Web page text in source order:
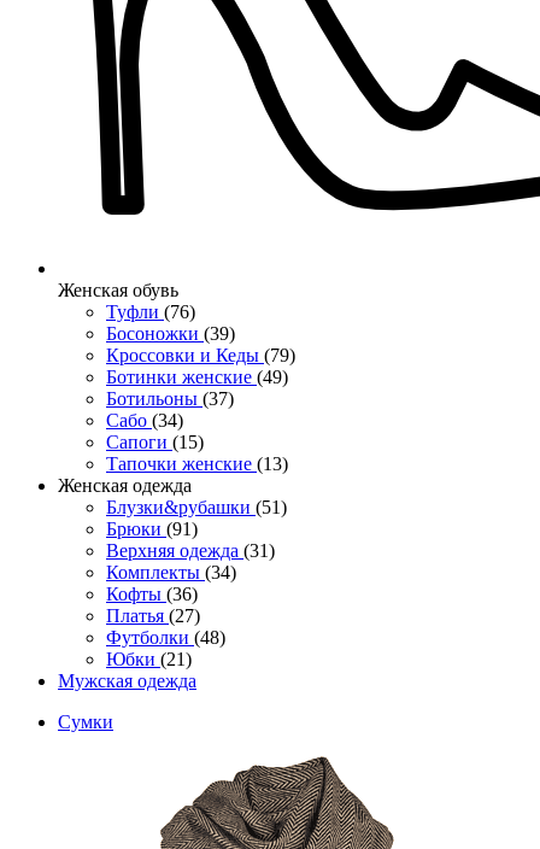
Женcкая обувь
Туфли (76)
Босоножки (39)
Кроссовки и Кеды (79)
Ботинки женские (49)
Ботильоны (37)
Сабо (34)
Сапоги (15)
Тапочки женские (13)
Женская одежда
Блузки&рубашки (51)
Брюки (91)
Верхняя одежда (31)
Комплекты (34)
Кофты (36)
Платья (27)
Футболки (48)
Юбки (21)
Мужская одежда
Сумки